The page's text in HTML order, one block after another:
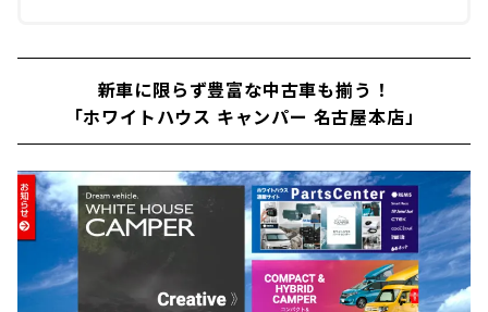
新車に限らず豊富な中古車も揃う！
「ホワイトハウス キャンパー 名古屋本店」